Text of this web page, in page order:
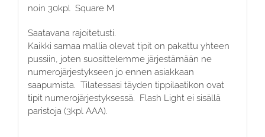
noin 30kpl Square M
Saatavana rajoitetusti.
Kaikki samaa mallia olevat tipit on pakattu yhteen
pussiin, joten suosittelemme järjestämään ne
numerojärjestykseen jo ennen asiakkaan
saapumista. Tilatessasi täyden tippilaatikon ovat
tipit numerojärjestyksessä. Flash Light ei sisällä
paristoja (3kpl AAA).